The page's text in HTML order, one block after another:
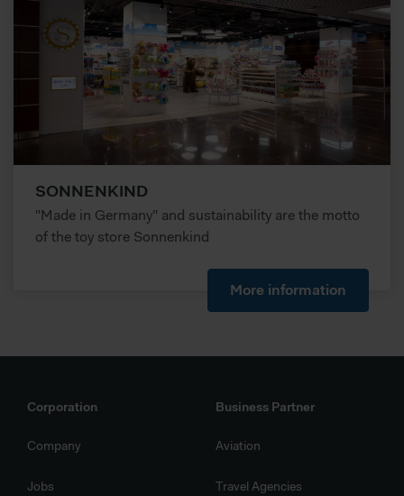
Bitte beachten Sie, dass dabei pseudonyme Daten auch
außerhalb des EWR, insbesondere den USA abgerufen
oder gespeichert werden können. In diesen Ländern
besteht möglicherweise kein so hohes Datenschutzniveau
wie in Europa, sodass Ihre Daten dem Zugriff durch
Behörden zu Kontroll- und Überwachungszwecken
unterliegen können, gegen die weder wirksame
Rechtsbehelfe noch Betroffenenrechte durchsetzbar sein
identifiziert werden. Im Folgenden finden Sie eine
Übersicht, zu welche Zwecken wir und unsere Partner Ihre
Daten verarbeiten.
SONNENKIND
"Made in Germany" and sustainability are the motto
of the toy store Sonnenkind
More information
Corporation
Company
Jobs
Business Partner
Aviation
Travel Agencies